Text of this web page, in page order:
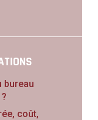
bureau
coût,